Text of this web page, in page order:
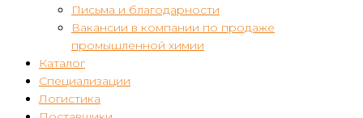
Письма и благодарности
Вакансии в компании по продаже
промышленной химии
Каталог
Специализации
Логистика